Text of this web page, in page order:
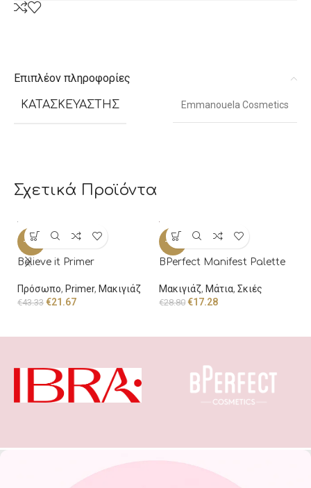
Επιπλέον πληροφορίες
ΚΑΤΑΣΚΕΥΑΣΤΉΣ Emmanouela Cosmetics
Σχετικά Προϊόντα
-50%
Believe it Primer
Πρόσωπο, Primer, Μακιγιάζ
€43.33 €21.67
-40%
BPerfect Manifest Palette
Μακιγιάζ, Μάτια, Σκιές
€28.80 €17.28